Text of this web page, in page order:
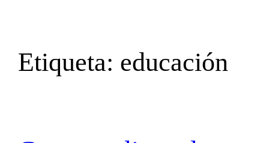
Etiqueta: educación